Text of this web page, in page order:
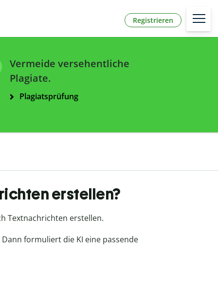
Registrieren
Vermeide versehentliche
Plagiate.
Plagiatsprüfung
erstellen?
Textnachrichten erstellen.
formuliert die KI eine passende